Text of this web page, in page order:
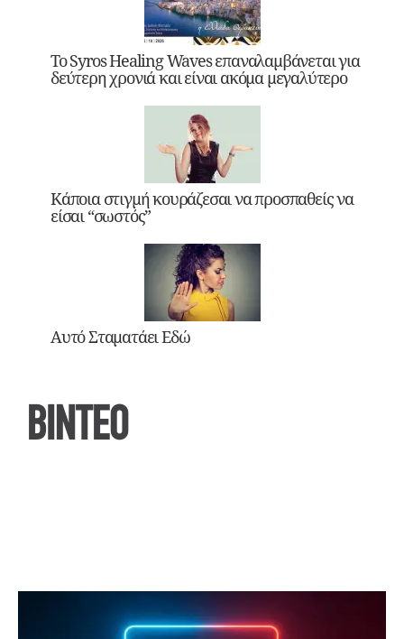
Το Syros Healing Waves επαναλαμβάνεται για
δεύτερη χρονιά και είναι ακόμα μεγαλύτερο
Κάποια στιγμή κουράζεσαι να προσπαθείς να
είσαι “σωστός”
Αυτό Σταματάει Εδώ
ΒΙΝΤΕΟ